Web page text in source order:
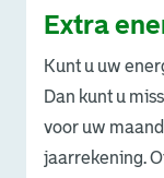
Extra
Kunt u uw
Dan kunt u
voor uw
jaarrekening.